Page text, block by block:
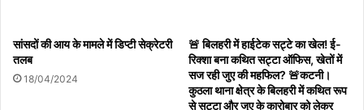
सरस्वती साइकिल योजना से छात्राओं के सपनों को मिले पंख,
सांसदों की आय के मामले में डिप्टी सेक्रेटरी
तलब
18/04/2024
🚨 बिलहरी में हाईटेक सट्टे का खेल! ई-
रिक्शा बना कथित सट्टा ऑफिस, खेतों में
सज रही जुए की महफिल? 🚨कटनी।
कुठला थाना क्षेत्र के बिलहरी में कथित रूप
से सट्टा और जुए के कारोबार को लेकर